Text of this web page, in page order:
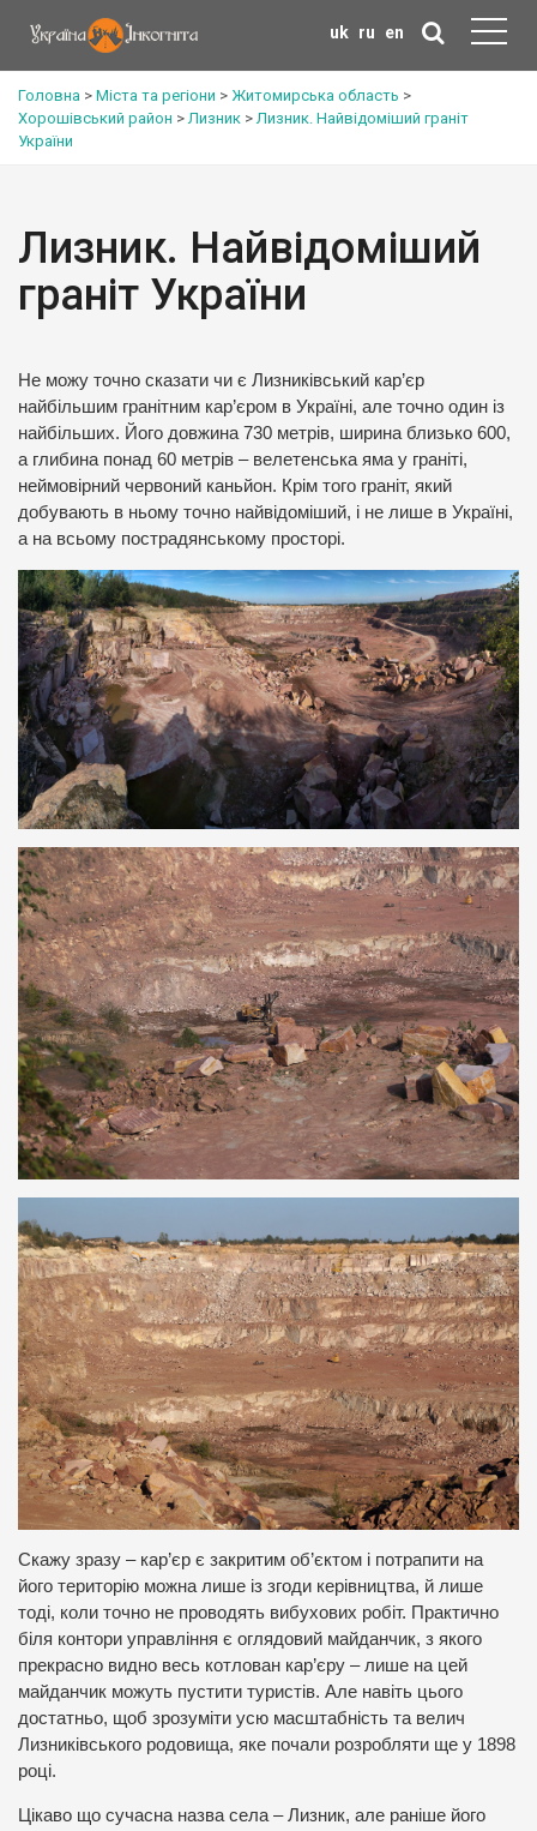
uk ru en
Головна > Міста та регіони > Житомирська область >
Хорошівський район >Лизник >Лизник. Найвідоміший граніт
України
Лизник. Найвідоміший
граніт України
Не можу точно сказати чи є Лизниківський кар’єр
найбільшим гранітним кар’єром в Україні, але точно один із
найбільших. Його довжина 730 метрів, ширина близько 600,
а глибина понад 60 метрів – велетенська яма у граніті,
неймовірний червоний каньйон. Крім того граніт, який
добувають в ньому точно найвідоміший, і не лише в Україні,
а на всьому пострадянському просторі.
Скажу зразу – кар’єр є закритим об’єктом і потрапити на
його територію можна лише із згоди керівництва, й лише
тоді, коли точно не проводять вибухових робіт. Практично
біля контори управління є оглядовий майданчик, з якого
прекрасно видно весь котлован кар’єру – лише на цей
майданчик можуть пустити туристів. Але навіть цього
достатньо, щоб зрозуміти усю масштабність та велич
Лизниківського родовища, яке почали розробляти ще у 1898
році.
Цікаво що сучасна назва села – Лизник, але раніше його